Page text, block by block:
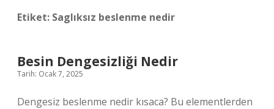
Etiket: Saglıksız beslenme nedir
Besin Dengesizliği Nedir
Tarih: Ocak 7, 2025
Dengesiz beslenme nedir kısaca? Bu elementlerden